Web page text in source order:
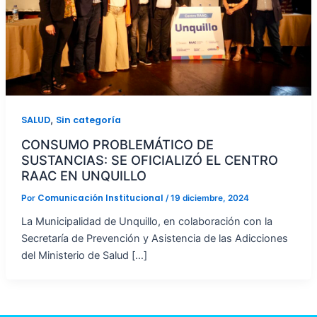
SALUD, Sin categoría
CONSUMO PROBLEMÁTICO DE
SUSTANCIAS: SE OFICIALIZÓ EL CENTRO
RAAC EN UNQUILLO
Por Comunicación Institucional /19 diciembre, 2024
La Municipalidad de Unquillo, en colaboración con la
Secretaría de Prevención y Asistencia de las Adicciones
del Ministerio de Salud […]